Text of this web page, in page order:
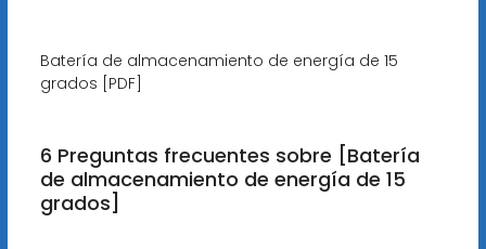
Batería de almacenamiento de energía de 15
grados [PDF]
6 Preguntas frecuentes sobre [Batería
de almacenamiento de energía de 15
grados]